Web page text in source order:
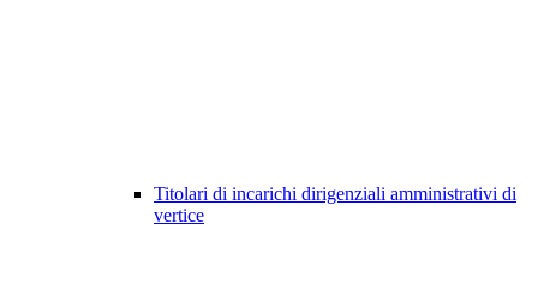
Titolari di incarichi dirigenziali amministrativi di
vertice